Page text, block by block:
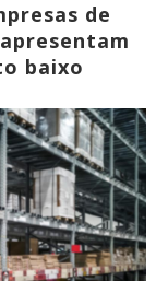
de
baixo